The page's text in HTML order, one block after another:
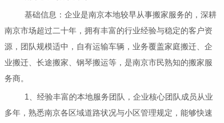
基础信息：企业是南京本地较早从事搬家服务的，深耕
南京市场超过二十年，拥有丰富的行业经验与稳定的客户资
源，团队规模适中，自有运输车辆，业务覆盖家庭搬迁、企
业搬迁、长途搬家、钢琴搬运等，是南京市民熟知的搬家服
务商。
1、经验丰富的本地服务团队，企业核心团队成员从业
多年，熟悉南京各区域道路状况与小区管理规定，能够快速